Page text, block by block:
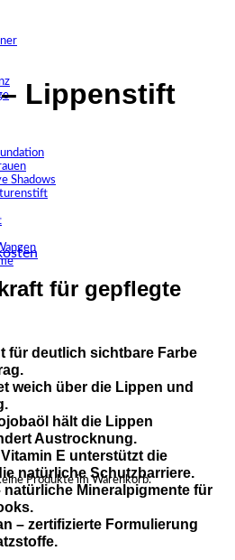
Shadows
Produkte im Warenkorb.
Lippenstift
für gepflegte
für deutlich sichtbare Farbe
weich über die Lippen und
hält die Lippen
Austrocknung.
E unterstützt die
natürliche Schutzbarriere.
natürliche Mineralpigmente für
– zertifizierte Formulierung